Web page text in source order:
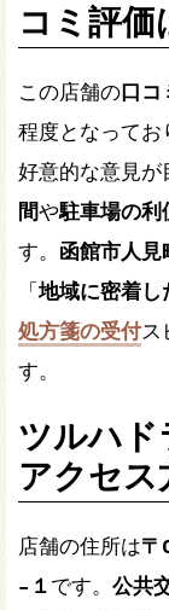
コミ評価
この店舗の口コ
程度となってお
好意的な意見が
間や駐車場の利
す。 函館市人見
「 地域に密着し
処方箋の受付ス
す。
ツルハド
アクセス
店舗の住所は〒
−１ です。 公共